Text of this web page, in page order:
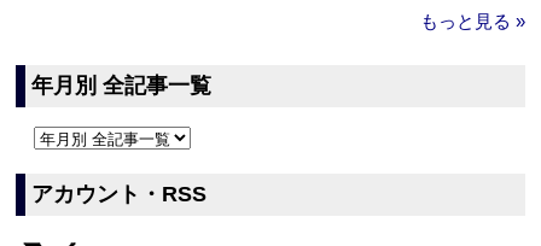
もっと見る »
年月別 全記事一覧
アカウント・RSS